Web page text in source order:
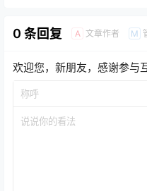
0 条回复 A 文章作者 M
欢迎您，新朋友，感谢参与